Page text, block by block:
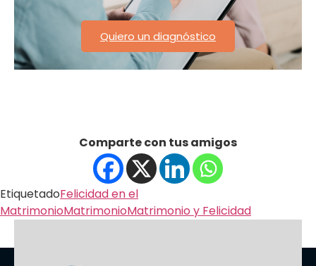
Quiero un diagnóstico
Comparte con tus amigos
EtiquetadoFelicidad en el
MatrimonioMatrimonioMatrimonio y Felicidad